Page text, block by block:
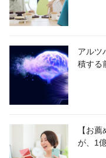
アルツ
積する
【お
が、1